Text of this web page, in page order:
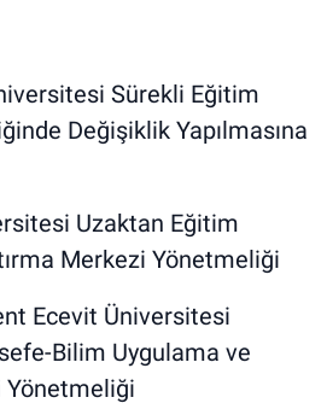
Sürekli Eğitim
Değişiklik Yapılmasına
Uzaktan Eğitim
Merkezi Yönetmeliği
Ecevit Üniversitesi
Bilim Uygulama ve
Yönetmeliği